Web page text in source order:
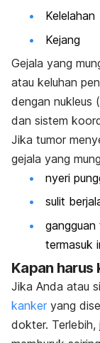
Kelelahan
Kejang
Gejala yang
atau keluhan
dengan nukleus
dan sistem
Jika tumor
gejala yang
nyeri
sulit
gangguan
termasuk
Kapan harus
Jika Anda atau
kanker yang
dokter. Terlebih,